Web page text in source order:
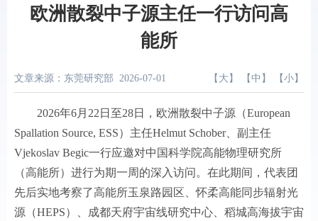
欧洲散裂中子源主任一行访问高
能所
文章来源：东莞研究部 2026-07-01 【 大 】 【 中 】 【 小 】
2026年6月22日至28日，欧洲散裂中子源（European
Spallation Source, ESS）主任Helmut Schober、副主任
Vjekoslav Begic一行应邀对中国科学院高能物理研究所
（高能所）进行为期一周的深入访问。在此期间，代表团
先后实地考察了高能所玉泉路园区、怀柔高能同步辐射光
源（HEPS）、成都天府宇宙线研究中心、稻城高海拔宇宙